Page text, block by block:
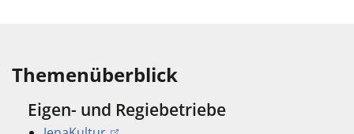
Themenüberblick
Eigen- und Regiebetriebe